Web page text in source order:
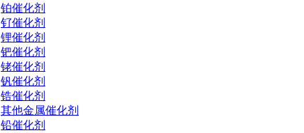
铂催化剂
钌催化剂
锂催化剂
钯催化剂
铑催化剂
钒催化剂
锆催化剂
其他金属催化剂
铅催化剂